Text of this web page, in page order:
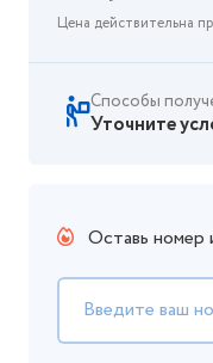
Цена действительна
Способы
Уточните
Оставь номер